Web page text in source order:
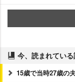
今、読まれてい
15歳で当時27歳の